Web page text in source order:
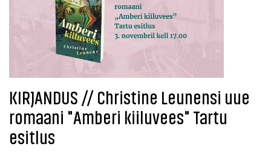
KIRJANDUS // Christine Leunensi uue
romaani "Amberi kiiluvees" Tartu
esitlus